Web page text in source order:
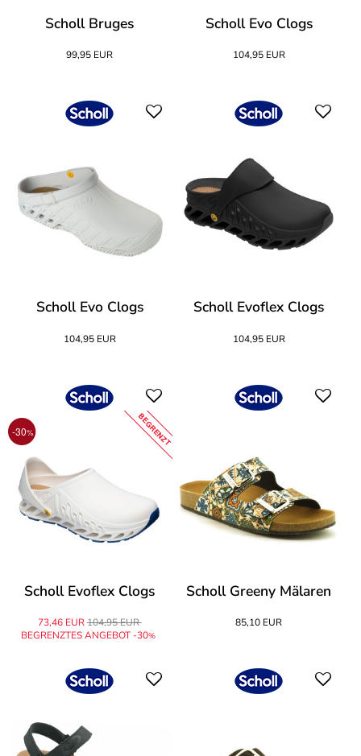
Scholl Bruges
99,95 EUR
Scholl Evo Clogs
104,95 EUR
Scholl Evo Clogs
104,95 EUR
Scholl Evoflex Clogs
104,95 EUR
-30% BEGRENZT
Scholl Evoflex Clogs
73,46 EUR104,95 EUR
BEGRENZTES ANGEBOT -30%
Scholl Greeny Mälaren
85,10 EUR